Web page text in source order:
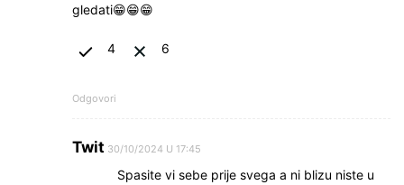
gledati😁😁😁
4 6
Odgovori
Twit 30/10/2024 U 17:45
Spasite vi sebe prije svega a ni blizu niste u